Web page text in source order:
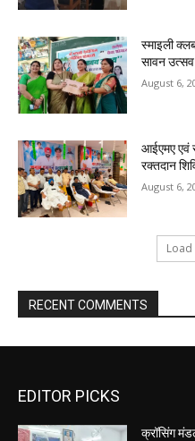
स्माइली
सावन उत्सव
August 6,
आईएमए एवं
रक्तदान
August 6,
RECENT COMMENTS
EDITOR PICKS
क्रॉसिंग